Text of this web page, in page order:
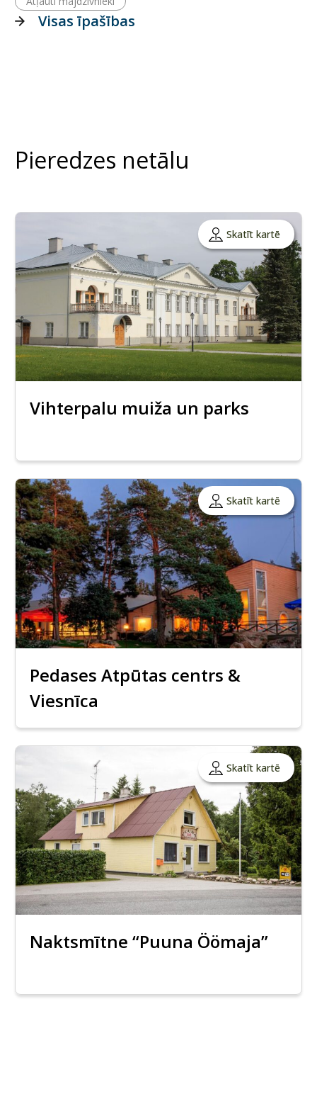
Visas īpašības
Pieredzes netālu
Skatīt kartē
Vihterpalu muiža un parks
Skatīt kartē
Pedases Atpūtas centrs &
Viesnīca
Skatīt kartē
Naktsmītne “Puuna Öömaja”